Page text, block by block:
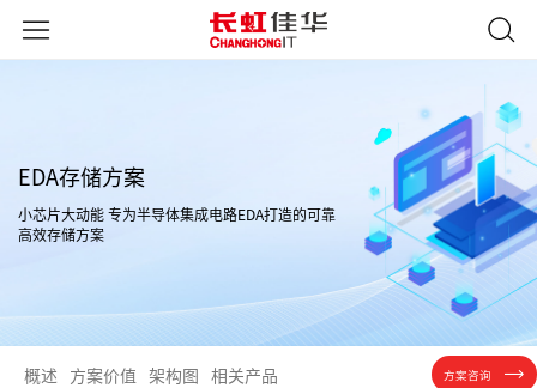
EDA存储方案
小芯片大动能 专为半导体集成电路EDA打造的可靠
高效存储方案
概述 方案价值 架构图 相关产品 方案咨询